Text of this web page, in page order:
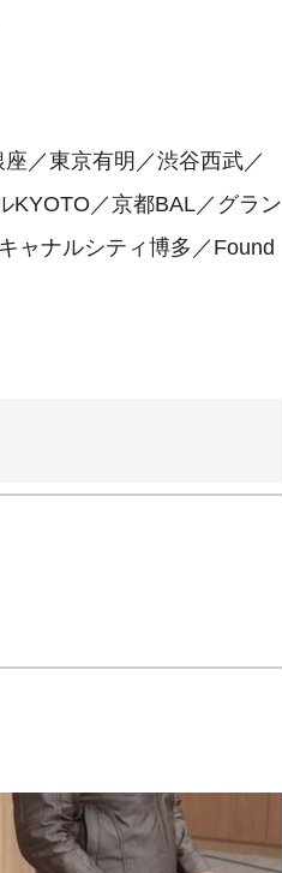
／東京有明／渋谷西武／
KYOTO／京都BAL／グラン
ャナルシティ博多／Found